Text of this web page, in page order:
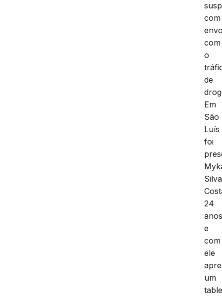
com
com
o
de
Em
São
Luís
foi
Silva
24
e
com
ele
um